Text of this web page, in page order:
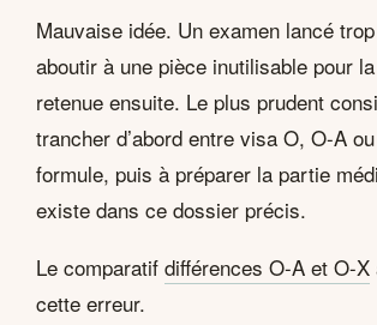
Mauvaise idée. Un examen lancé
aboutir à une pièce inutilisable pour
retenue ensuite. Le plus prudent
trancher d’abord entre visa O, O-A
formule, puis à préparer la partie
existe dans ce dossier précis.
Le comparatif différences O-A et O-X
cette erreur.